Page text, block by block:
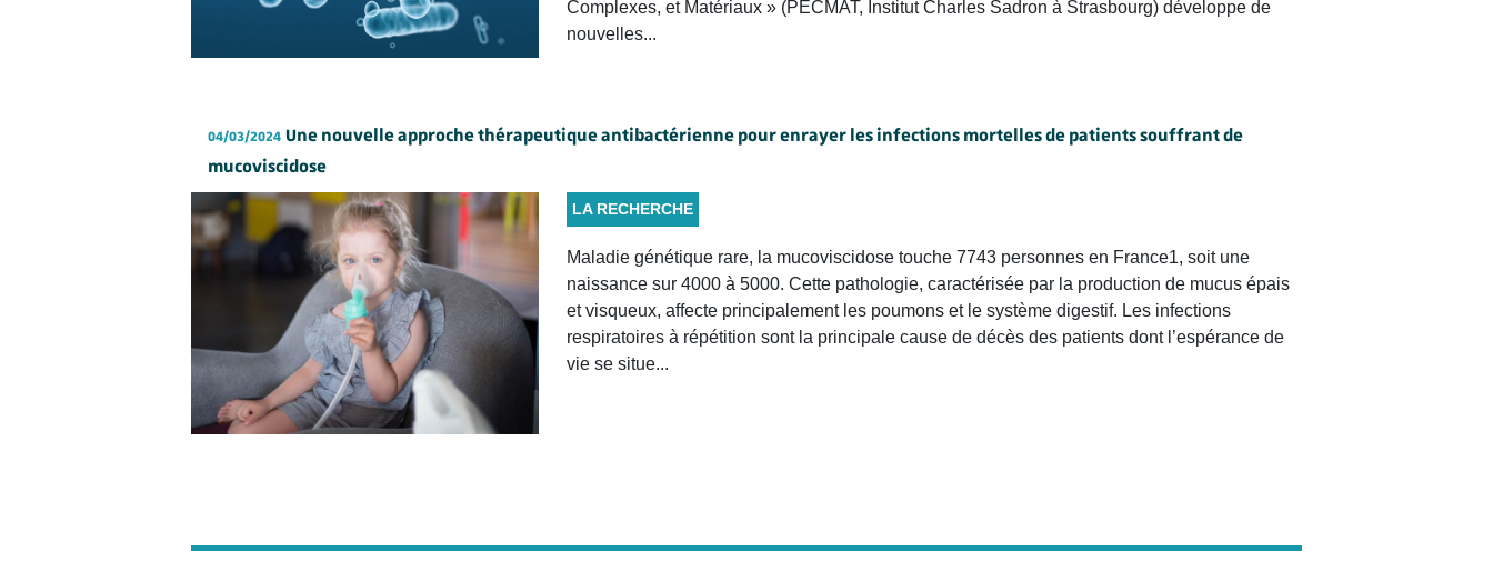
Complexes, et Matériaux » (PECMAT, Institut Charles Sadron à Strasbourg) développe de
nouvelles...
04/03/2024 Une nouvelle approche thérapeutique antibactérienne pour enrayer les infections mortelles de patients souffrant de
mucoviscidose
LA RECHERCHE
Maladie génétique rare, la mucoviscidose touche 7743 personnes en France1, soit une
naissance sur 4000 à 5000. Cette pathologie, caractérisée par la production de mucus épais
et visqueux, affecte principalement les poumons et le système digestif. Les infections
respiratoires à répétition sont la principale cause de décès des patients dont l’espérance de
vie se situe...